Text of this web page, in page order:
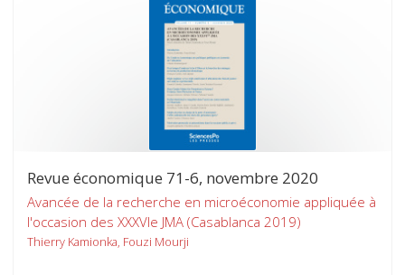
Revue économique 71-6, novembre 2020
Avancée de la recherche en microéconomie appliquée à
l'occasion des XXXVIe JMA (Casablanca 2019)
Thierry Kamionka, Fouzi Mourji